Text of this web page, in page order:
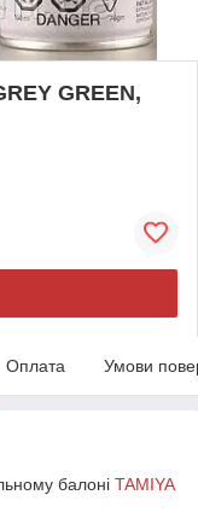
GREEN,
Оплата Умови
балоні TAMIYA